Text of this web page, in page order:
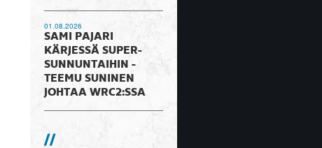
01.08.2026
SAMI PAJARI
KÄRJESSÄ SUPER-
SUNNUNTAIHIN -
TEEMU SUNINEN
JOHTAA WRC2:SSA